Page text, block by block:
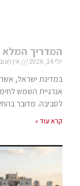
המדריך המלא
יולי 14, 2026 אין
במדינת ישראל, אשר
אנרגיית השמש
לסביבה. מדובר
קרא עוד »